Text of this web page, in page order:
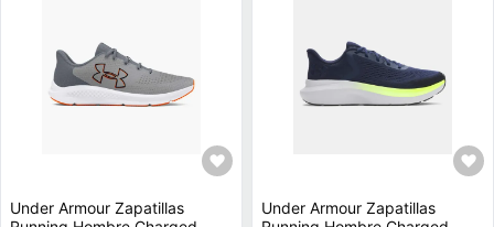
Under Armour Zapatillas
Under Armour Zapatillas